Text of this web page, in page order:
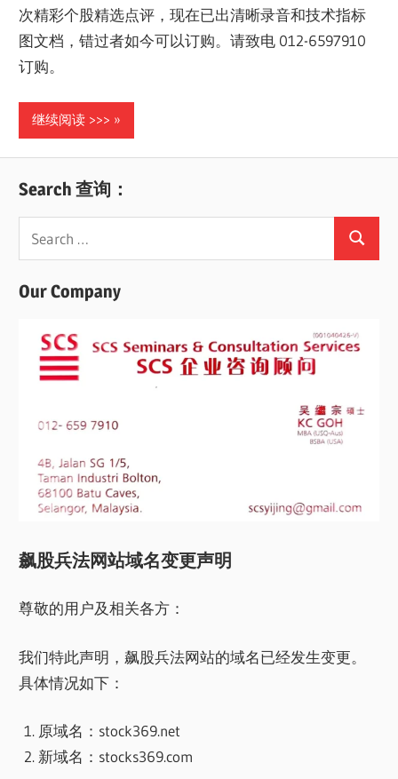
次精彩个股精选点评，现在已出清晰录音和技术指标
图文档，错过者如今可以订购。请致电 012-6597910
订购。
继续阅读 >>>
Search 查询：
Search
Our Company
飙股兵法网站域名变更声明
尊敬的用户及相关各方：
我们特此声明，飙股兵法网站的域名已经发生变更。
具体情况如下：
原域名：stock369.net
新域名：stocks369.com